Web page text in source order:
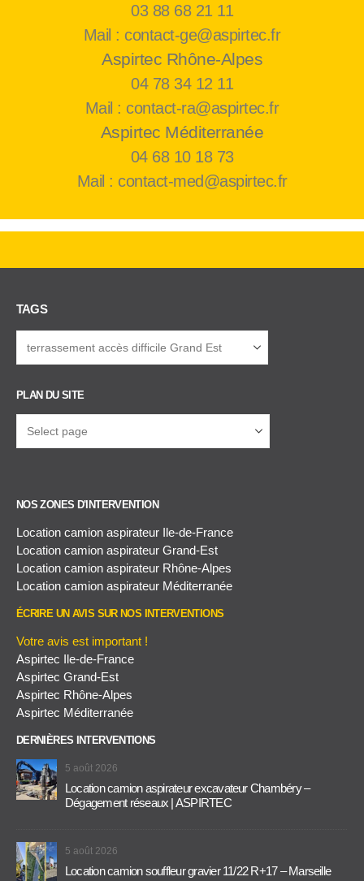
03 88 68 21 11
Mail : contact-ge@aspirtec.fr
Aspirtec Rhône-Alpes
04 78 34 12 11
Mail : contact-ra@aspirtec.fr
Aspirtec Méditerranée
04 68 10 18 73
Mail : contact-med@aspirtec.fr
TAGS
PLAN DU SITE
NOS ZONES D'INTERVENTION
Location camion aspirateur Ile-de-France
Location camion aspirateur Grand-Est
Location camion aspirateur Rhône-Alpes
Location camion aspirateur Méditerranée
ÉCRIRE UN AVIS SUR NOS INTERVENTIONS
Votre avis est important !
Aspirtec Ile-de-France
Aspirtec Grand-Est
Aspirtec Rhône-Alpes
Aspirtec Méditerranée
DERNIÈRES INTERVENTIONS
5 août 2026
Location camion aspirateur excavateur Chambéry –
Dégagement réseaux | ASPIRTEC
5 août 2026
Location camion souffleur gravier 11/22 R+17 – Marseille